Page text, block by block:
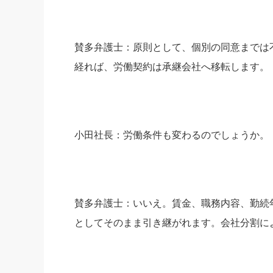
賛多弁護士：原則として、個別の同意まで
経れば、労働契約は承継会社へ移転します。
小田社長：労働条件も変わるのでしょうか。
賛多弁護士：いいえ。賃金、職務内容、勤
としてそのまま引き継がれます。会社分割